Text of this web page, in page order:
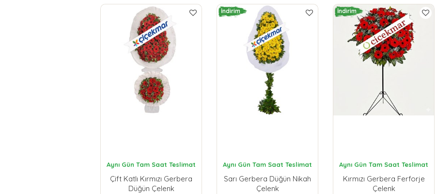
Aynı Gün Tam Saat Teslimat
Çift Katlı Kırmızı Gerbera
Düğün Çelenk
İndirim
Aynı Gün Tam Saat Teslimat
Sarı Gerbera Düğün Nikah
Çelenk
İndirim
Aynı Gün Tam Saat Teslimat
Kırmızı Gerbera Ferforje
Çelenk